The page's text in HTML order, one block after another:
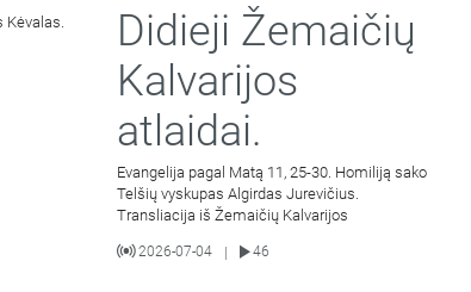
Kėvalas.
Didieji Žemaičių
Kalvarijos
atlaidai.
Evangelija pagal Matą 11, 25-30. Homiliją sako
Telšių vyskupas Algirdas Jurevičius.
Transliacija iš Žemaičių Kalvarijos
2026-07-04 |
46